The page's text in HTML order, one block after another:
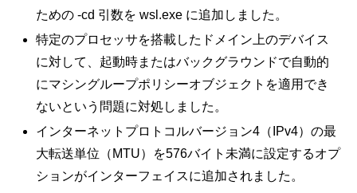
ための -cd 引数を wsl.exe に追加しました。
特定のプロセッサを搭載したドメイン上のデバイス
に対して、起動時またはバックグラウンドで自動的
にマシングループポリシーオブジェクトを適用でき
ないという問題に対処しました。
インターネットプロトコルバージョン4（IPv4）の最
大転送単位（MTU）を576バイト未満に設定するオプ
ションがインターフェイスに追加されました。